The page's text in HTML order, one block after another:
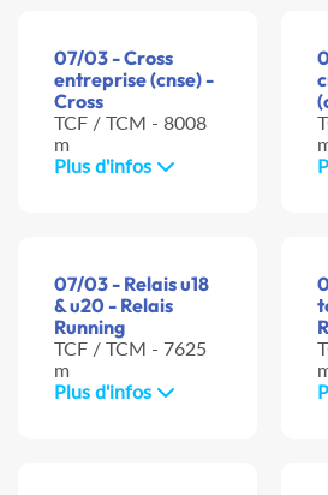
07/03 - Cross
entreprise (cnse) -
Cross
TCF / TCM - 8008
m
Plus d'infos
07/03 - Relais u18
& u20 - Relais
Running
TCF / TCM - 7625
m
Plus d'infos